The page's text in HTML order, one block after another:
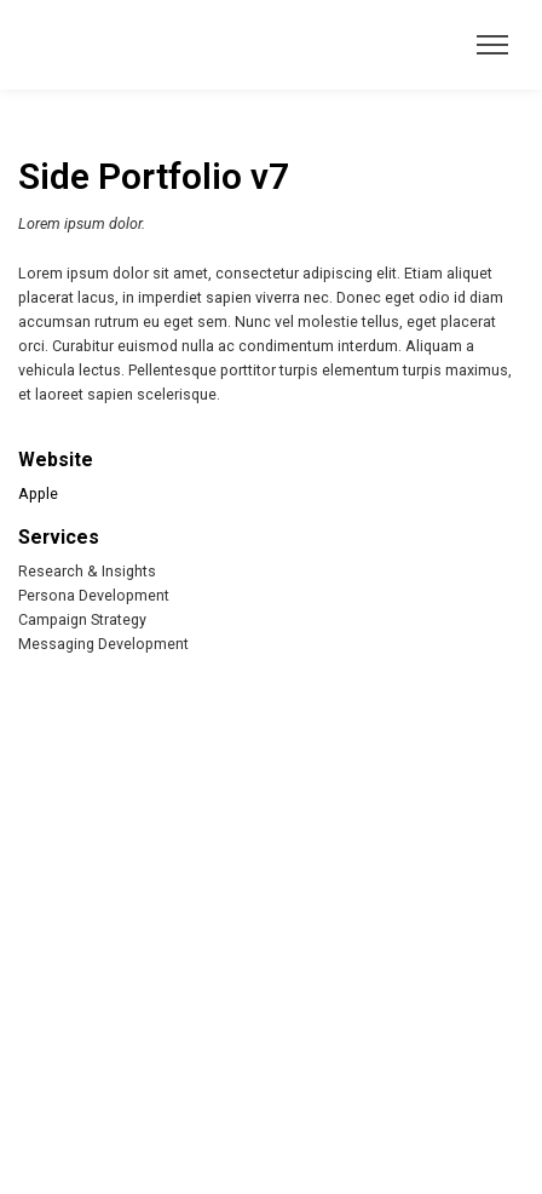
Side Portfolio v7
Lorem ipsum dolor.
Lorem ipsum dolor sit amet, consectetur adipiscing elit. Etiam aliquet
placerat lacus, in imperdiet sapien viverra nec. Donec eget odio id diam
accumsan rutrum eu eget sem. Nunc vel molestie tellus, eget placerat
orci. Curabitur euismod nulla ac condimentum interdum. Aliquam a
vehicula lectus. Pellentesque porttitor turpis elementum turpis maximus,
et laoreet sapien scelerisque.
Website
Apple
Services
Research & Insights
Persona Development
Campaign Strategy
Messaging Development